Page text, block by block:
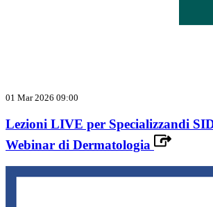
01 Mar 2026 09:00
Lezioni LIVE per Specializzandi
Webinar di Dermatologia